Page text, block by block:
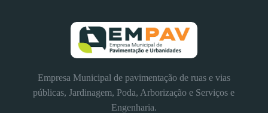
Empresa Municipal de pavimentação de ruas e vias
públicas, Jardinagem, Poda, Arborização e Serviços e
Engenharia.